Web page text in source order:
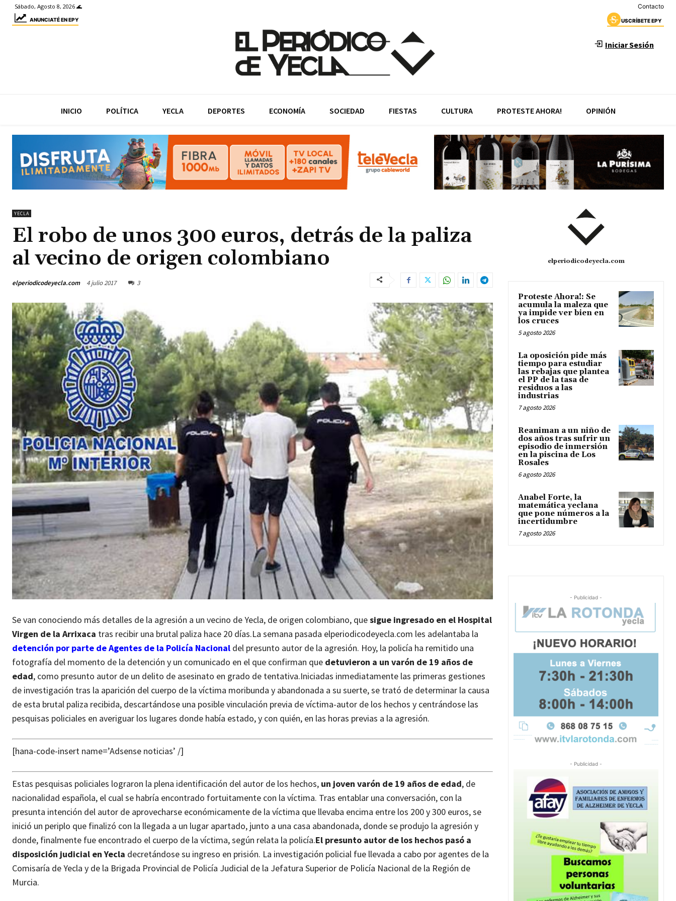
Sábado, Agosto 8, 2026 🌊 Contacto
ANUNCIATÉ EN EPY USCRÍBETE EPY
Iniciar Sesión
INICIO POLÍTICA YECLA DEPORTES ECONOMÍA SOCIEDAD FIESTAS CULTURA PROTESTE AHORA! OPINIÓN
YECLA
El robo de unos 300 euros, detrás de la paliza
al vecino de origen colombiano
elperiodicodeyecla.com 4 julio 2017 3
Se van conociendo más detalles de la agresión a un vecino de Yecla, de origen colombiano, quesigue ingresado en el Hospital
Virgen de la Arrixaca tras recibir una brutal paliza hace 20 días.La semana pasada elperiodicodeyecla.com les adelantaba la
detención por parte de Agentes de la Policía Nacional del presunto autor de la agresión. Hoy, la policía ha remitido una
fotografía del momento de la detención y un comunicado en el que confirman que detuvieron a un varón de 19 años de
edad, como presunto autor de un delito de asesinato en grado de tentativa.Iniciadas inmediatamente las primeras gestiones
de investigación tras la aparición del cuerpo de la víctima moribunda y abandonada a su suerte, se trató de determinar la causa
de esta brutal paliza recibida, descartándose una posible vinculación previa de víctima-autor de los hechos y centrándose las
pesquisas policiales en averiguar los lugares donde había estado, y con quién, en las horas previas a la agresión.
[hana-code-insert name=’Adsense noticias’ /]
Estas pesquisas policiales lograron la plena identificación del autor de los hechos, un joven varón de 19 años de edad, de
nacionalidad española, el cual se habría encontrado fortuitamente con la víctima. Tras entablar una conversación, con la
presunta intención del autor de aprovecharse económicamente de la víctima que llevaba encima entre los 200 y 300 euros, se
inició un periplo que finalizó con la llegada a un lugar apartado, junto a una casa abandonada, donde se produjo la agresión y
donde, finalmente fue encontrado el cuerpo de la víctima, según relata la policía.El presunto autor de los hechos pasó a
disposición judicial en Yecla decretándose su ingreso en prisión. La investigación policial fue llevada a cabo por agentes de la
Comisaría de Yecla y de la Brigada Provincial de Policía Judicial de la Jefatura Superior de Policía Nacional de la Región de
Murcia.
elperiodicodeyecla.com
Proteste Ahora!: Se
acumula la maleza que
ya impide ver bien en
los cruces
5 agosto 2026
La oposición pide más
tiempo para estudiar
las rebajas que plantea
el PP de la tasa de
residuos a las
industrias
7 agosto 2026
Reaniman a un niño de
dos años tras sufrir un
episodio de inmersión
en la piscina de Los
Rosales
6 agosto 2026
Anabel Forte, la
matemática yeclana
que pone números a la
incertidumbre
7 agosto 2026
- Publicidad -
- Publicidad -